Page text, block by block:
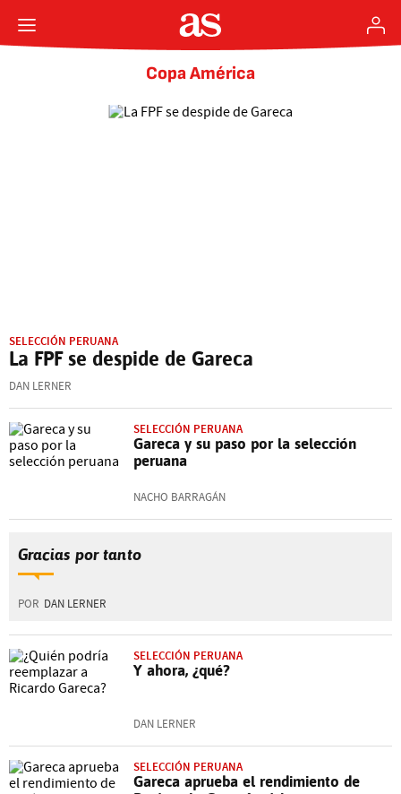
Copa América
SELECCIÓN PERUANA
La FPF se despide de Gareca
DAN LERNER
SELECCIÓN PERUANA
Gareca y su paso por la selección
peruana
NACHO BARRAGÁN
Gracias por tanto
POR DAN LERNER
SELECCIÓN PERUANA
Y ahora, ¿qué?
DAN LERNER
SELECCIÓN PERUANA
Gareca aprueba el rendimiento de